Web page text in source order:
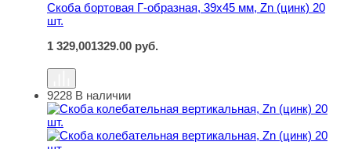
Скоба бортовая Г-образная, 39х45 мм, Zn (цинк) 20
шт.
1 329,001329.00 руб.
Скоба колебательная вертикальная, Zn (цинк) 20 шт.
9228 В наличии